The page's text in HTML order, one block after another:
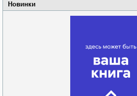
Новинки